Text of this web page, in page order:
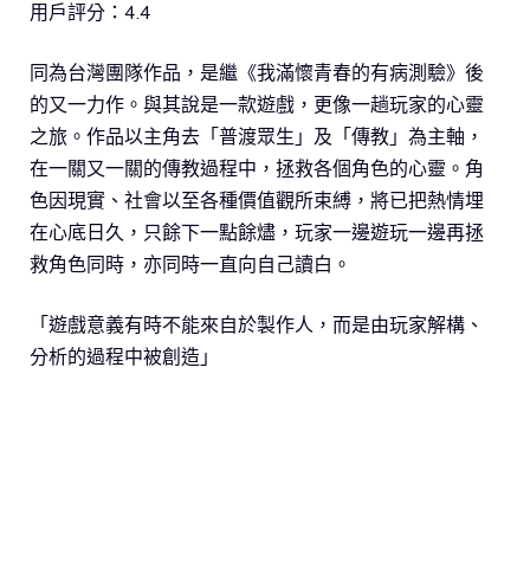
用戶評分：4.4
同為台灣團隊作品，是繼《我滿懷青春的有病測驗》後
的又一力作。與其說是一款遊戲，更像一趟玩家的心靈
之旅。作品以主角去「普渡眾生」及「傳教」為主軸，
在一關又一關的傳教過程中，拯救各個角色的心靈。角
色因現實、社會以至各種價值觀所束縛，將已把熱情埋
在心底日久，只餘下一點餘燼，玩家一邊遊玩一邊再拯
救角色同時，亦同時一直向自己讀白。
「遊戲意義有時不能來自於製作人，而是由玩家解構、
分析的過程中被創造」